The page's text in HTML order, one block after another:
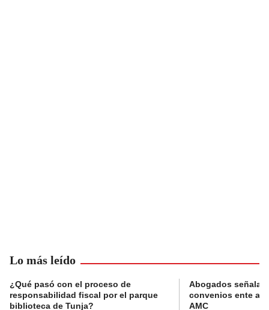
Lo más leído
¿Qué pasó con el proceso de
responsabilidad fiscal por el parque
biblioteca de Tunja?
Abogados
convenios ente
AMC